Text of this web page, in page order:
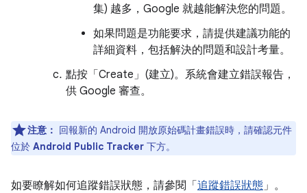
集) 越多，Google 就越能解決您的問題。
如果問題是功能要求，請提供建議功能的
詳細資料，包括解決的問題和設計考量。
點按「Create」(建立)。系統會建立錯誤報告，
供 Google 審查。
注意： 回報新的 Android 開放原始碼計畫錯誤時，請確認元件
位於 Android Public Tracker 下方。
如要瞭解如何追蹤錯誤狀態，請參閱「 追蹤錯誤狀態」。